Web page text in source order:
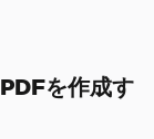
を作成す